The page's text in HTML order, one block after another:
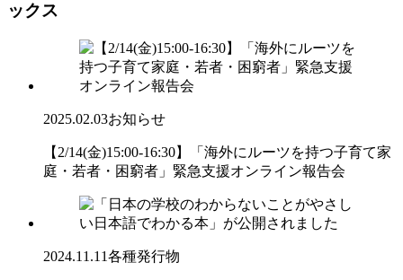
ックス
2025.02.03お知らせ
【2/14(金)15:00-16:30】「海外にルーツを持つ子育て家
庭・若者・困窮者」緊急支援オンライン報告会
2024.11.11各種発行物